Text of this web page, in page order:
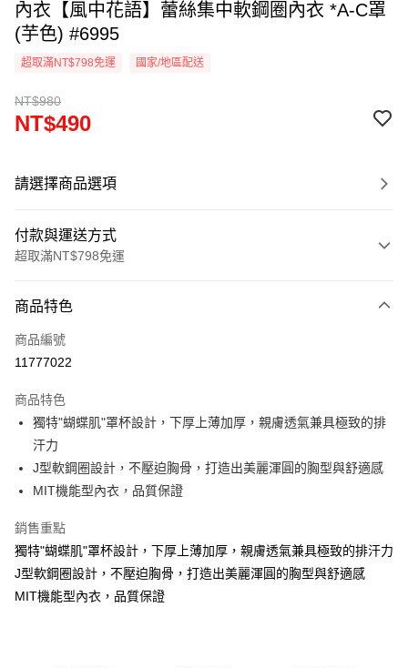
內衣【風中花語】蕾絲集中軟鋼圈內衣 *A-C罩
(芋色) #6995
超取滿NT$798免運 國家/地區配送
NT$980
NT$490
請選擇商品選項
付款與運送方式
超取滿NT$798免運
信用卡一次付款
超商取貨付款
Apple Pay
街口支付
悠遊付
ATM付款
貨到付款
運送方式
商品特色
商品編號
11777022
商品特色
獨特"蝴蝶肌"罩杯設計，下厚上薄加厚，親膚透氣兼具極致的排
汗力
J型軟鋼圈設計，不壓迫胸骨，打造出美麗渾圓的胸型與舒適感
MIT機能型內衣，品質保證
銷售重點
獨特"蝴蝶肌"罩杯設計，下厚上薄加厚，親膚透氣兼具極致的排汗力
J型軟鋼圈設計，不壓迫胸骨，打造出美麗渾圓的胸型與舒適感
MIT機能型內衣，品質保證